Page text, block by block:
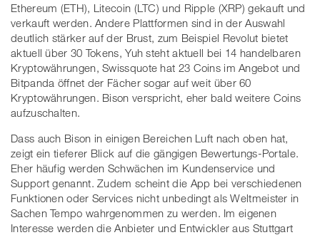
Ethereum (ETH), Litecoin (LTC) und Ripple (XRP) gekauft und
verkauft werden. Andere Plattformen sind in der Auswahl
deutlich stärker auf der Brust, zum Beispiel Revolut bietet
aktuell über 30 Tokens, Yuh steht aktuell bei 14 handelbaren
Kryptowährungen, Swissquote hat 23 Coins im Angebot und
Bitpanda öffnet der Fächer sogar auf weit über 60
Kryptowährungen. Bison verspricht, eher bald weitere Coins
aufzuschalten.
Dass auch Bison in einigen Bereichen Luft nach oben hat,
zeigt ein tieferer Blick auf die gängigen Bewertungs-Portale.
Eher häufig werden Schwächen im Kundenservice und
Support genannt. Zudem scheint die App bei verschiedenen
Funktionen oder Services nicht unbedingt als Weltmeister in
Sachen Tempo wahrgenommen zu werden. Im eigenen
Interesse werden die Anbieter und Entwickler aus Stuttgart